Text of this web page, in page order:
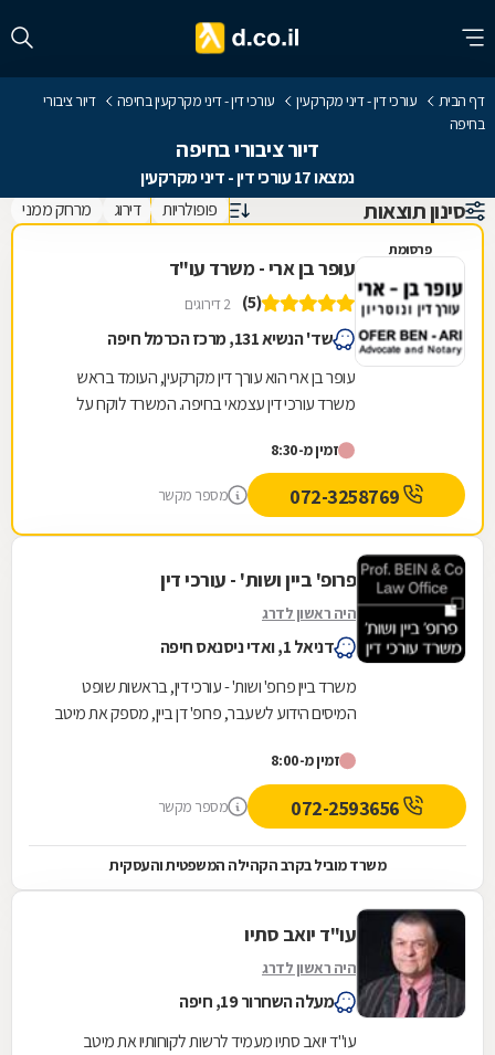
דף הבית עורכי דין - דיני מקרקעין עורכי דין - דיני מקרקעין בחיפה
דיור ציבורי
בחיפה
דיור ציבורי בחיפה
נמצאו 17 עורכי דין - דיני מקרקעין
סינון תוצאות פופולריות דירוג מרחק ממני
פרסומת
עופר בן ארי - משרד עו"ד
(5) 2 דירוגים
שד' הנשיא 131, מרכז הכרמל חיפה
עופר בן ארי הוא עורך דין מקרקעין, העומד בראש
משרד עורכי דין עצמאי בחיפה. המשרד לוקח על
ובכלל זה...
זמין מ-8:30
מספר מקשר
פרופ' ביין ושות' - עורכי דין
היה ראשון לדרג
דניאל 1, ואדי ניסנאס חיפה
משרד ביין פרופ' ושות' - עורכי דין, בראשות שופט
המיסים הידוע לשעבר, פרופ' דן ביין, מספק את מיטב
זמין מ-8:00
מספר מקשר
משרד מוביל בקרב הקהילה המשפטית והעסקית
עו"ד יואב סתיו
היה ראשון לדרג
מעלה השחרור 19, חיפה
עו"ד יואב סתיו מעמיד לרשות לקוחותיו את מיטב